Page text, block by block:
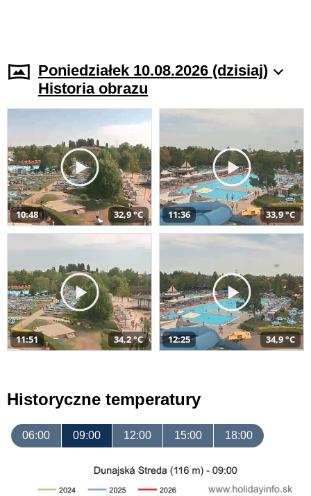
Poniedziałek 10.08.2026 (dzisiaj)
Historia obrazu
10:48 32,9 °C 11:36 33,9 °C
11:51 34,2 °C 12:25 34,9 °C
Historyczne temperatury
06:00 09:00 12:00 15:00 18:00